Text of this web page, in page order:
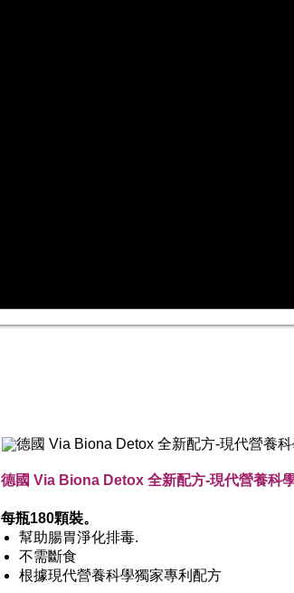
德國 Via Biona Detox 全新配方-現代營養科
每瓶180顆裝。
幫助腸胃淨化排毒.
不需斷食
根據現代營養科學獨家專利配方